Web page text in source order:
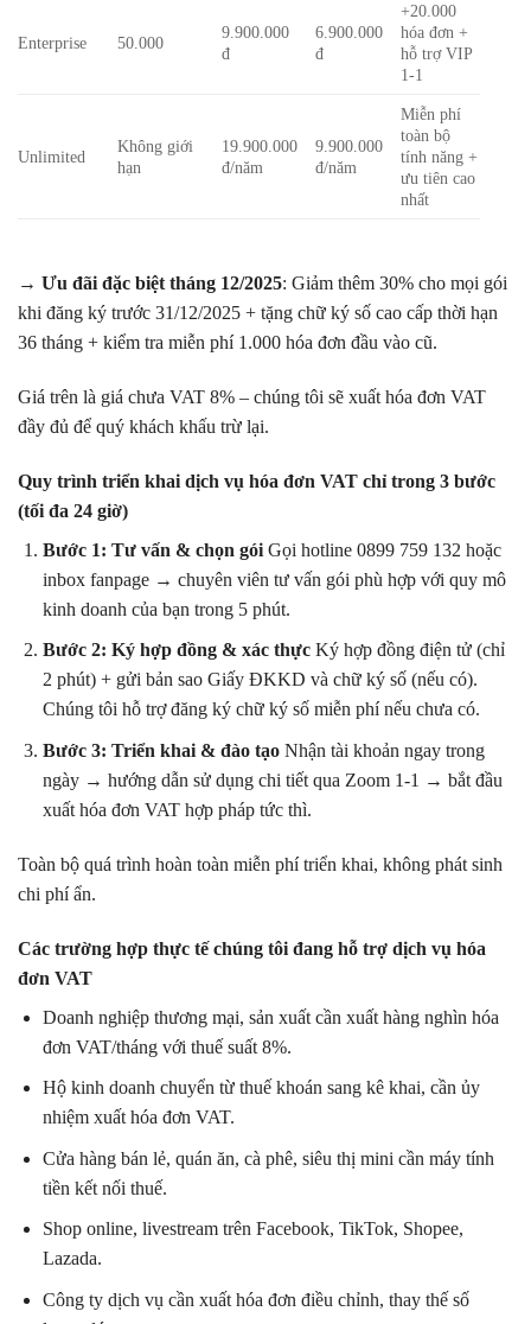
Enterprise 50.000
9.900.000
đ
6.900.000
đ
+20.000
hóa đơn +
hỗ trợ VIP
1-1
Unlimited
Không giới
hạn
19.900.000
đ/năm
9.900.000
đ/năm
Miễn phí
toàn bộ
tính năng +
ưu tiên cao
nhất
→ Ưu đãi đặc biệt tháng 12/2025: Giảm thêm 30% cho mọi gói
khi đăng ký trước 31/12/2025 + tặng chữ ký số cao cấp thời hạn
36 tháng + kiểm tra miễn phí 1.000 hóa đơn đầu vào cũ.
Giá trên là giá chưa VAT 8% – chúng tôi sẽ xuất hóa đơn VAT
đầy đủ để quý khách khấu trừ lại.
Quy trình triển khai dịch vụ hóa đơn VAT chỉ trong 3 bước
(tối đa 24 giờ)
Bước 1: Tư vấn & chọn góiGọi hotline 0899 759 132 hoặc
inbox fanpage → chuyên viên tư vấn gói phù hợp với quy mô
kinh doanh của bạn trong 5 phút.
Bước 2: Ký hợp đồng & xác thựcKý hợp đồng điện tử (chỉ
2 phút) + gửi bản sao Giấy ĐKKD và chữ ký số (nếu có).
Chúng tôi hỗ trợ đăng ký chữ ký số miễn phí nếu chưa có.
Bước 3: Triển khai & đào tạoNhận tài khoản ngay trong
ngày → hướng dẫn sử dụng chi tiết qua Zoom 1-1 → bắt đầu
xuất hóa đơn VAT hợp pháp tức thì.
Toàn bộ quá trình hoàn toàn miễn phí triển khai, không phát sinh
chi phí ẩn.
Các trường hợp thực tế chúng tôi đang hỗ trợ dịch vụ hóa
đơn VAT
Doanh nghiệp thương mại, sản xuất cần xuất hàng nghìn hóa
đơn VAT/tháng với thuế suất 8%.
Hộ kinh doanh chuyển từ thuế khoán sang kê khai, cần ủy
nhiệm xuất hóa đơn VAT.
Cửa hàng bán lẻ, quán ăn, cà phê, siêu thị mini cần máy tính
tiền kết nối thuế.
Shop online, livestream trên Facebook, TikTok, Shopee,
Lazada.
Công ty dịch vụ cần xuất hóa đơn điều chỉnh, thay thế số